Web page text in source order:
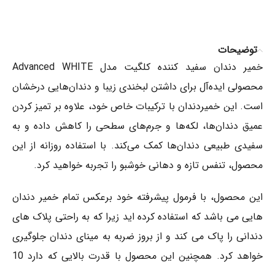
توضیحات
خمیر دندان سفید کننده کلگیت مدل Advanced WHITE
محصولی ایده‌آل برای داشتن لبخندی زیبا و دندان‌هایی درخشان
است. این خمیردندان با ترکیبات خاص خود، علاوه بر تمیز کردن
عمیق دندان‌ها، لکه‌ها و جرم‌های سطحی را کاهش داده و به
سفیدی طبیعی دندان‌ها کمک می‌کند. با استفاده روزانه از این
محصول، تنفس تازه و دهانی خوشبو را تجربه خواهید کرد.
این محصول، با فرمول پیشرفته خود برعکس تمام خمیر دندان
هایی می باشد که استفاده کرده اید زیرا که به راحتی پلاک های
دندانی را پاک می کند و از بروز ضربه به مینای دندان جلوگیری
خواهد کرد. همچنین این محصول با قدرت بالایی که دارد 10